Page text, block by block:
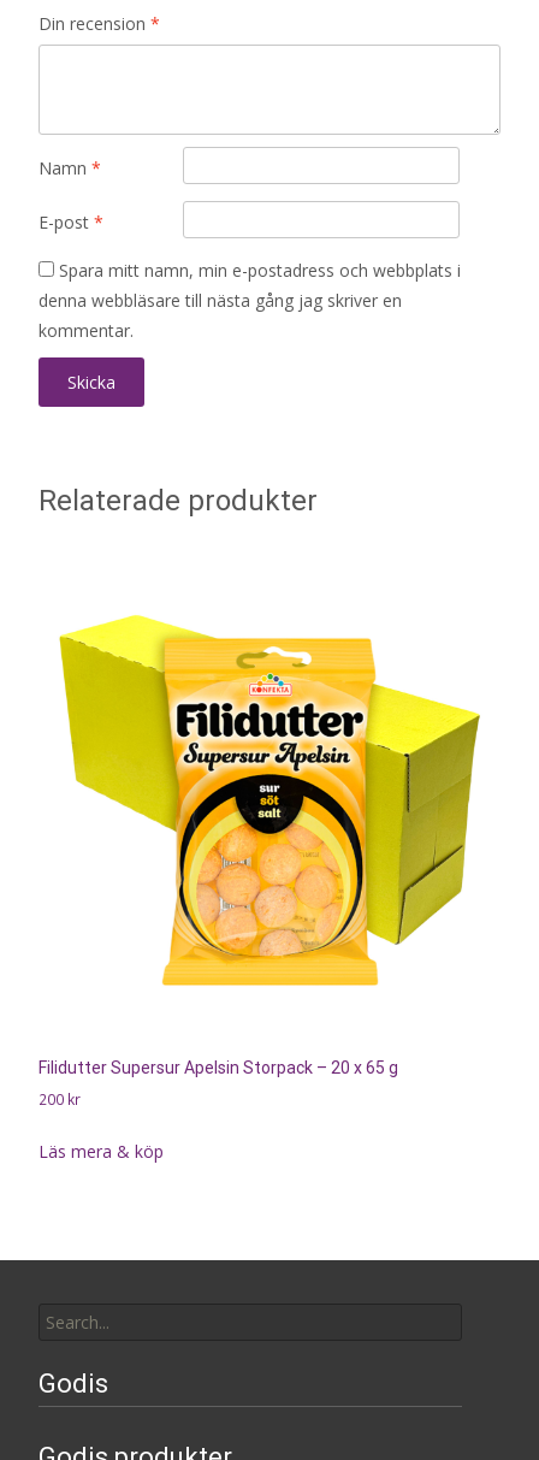
Din recension *
Namn *
E-post *
Spara mitt namn, min e-postadress och webbplats i
denna webbläsare till nästa gång jag skriver en
kommentar.
Relaterade produkter
Filidutter Supersur Apelsin Storpack – 20 x 65 g
200 kr
Läs mera & köp
for:
Godis